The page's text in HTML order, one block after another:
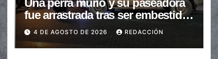
fue arrastrada tras ser embestidas
en la senda peatonal
4 DE AGOSTO DE 2026 REDACCIÓN